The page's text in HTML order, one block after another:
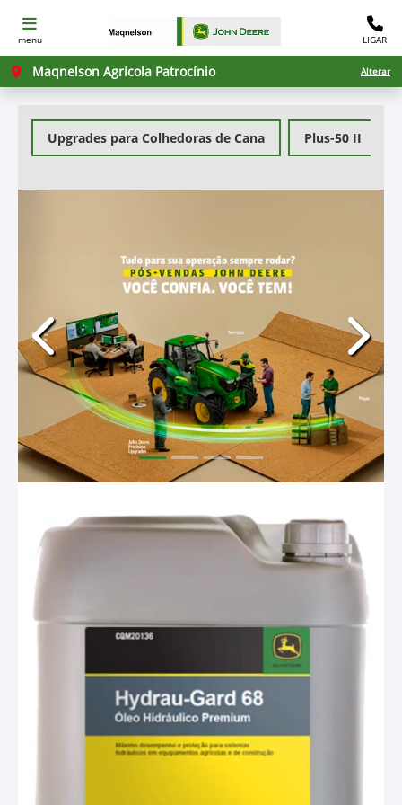
menu LIGAR
Maqnelson Agrícola Patrocínio Alterar
Upgrades para Colhedoras de Cana Plus-50 II